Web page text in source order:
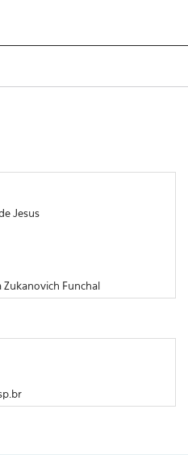
Jesus
Zukanovich Funchal